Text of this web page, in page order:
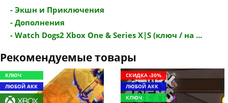
- Экшн и Приключения
- Дополнения
- Watch Dogs2 Xbox One & Series X|S (ключ / на ...
Рекомендуемые товары
КЛЮЧ
ЛЮБОЙ АКК
СКИДКА -30%
ЛЮБОЙ АКК
КЛЮЧ